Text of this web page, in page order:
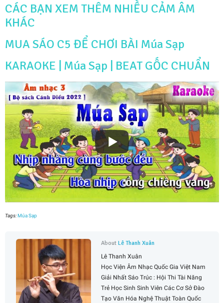
CÁC BẠN XEM THÊM NHIỀU CẢM ÂM
KHÁC
MUA SÁO C5 ĐỂ CHƠI BÀI Múa Sạp
KARAOKE | Múa Sạp | BEAT GỐC CHUẨN
Tags:Múa Sạp
AboutLê Thanh Xuân
Lê Thanh Xuân
Học Viện Âm Nhạc Quốc Gia Việt Nam
Giải Nhất Sáo Trúc : Hội Thi Tài Năng
Trẻ Học Sinh Sinh Viên Các Cơ Sở Đào
Tạo Văn Hóa Nghệ Thuật Toàn Quốc